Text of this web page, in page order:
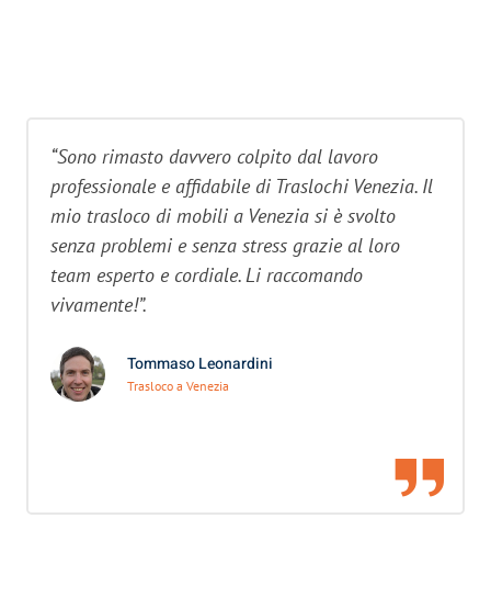
“Sono rimasto davvero colpito dal lavoro
professionale e affidabile di Traslochi Venezia. Il
mio trasloco di mobili a Venezia si è svolto
senza problemi e senza stress grazie al loro
team esperto e cordiale. Li raccomando
vivamente!”.
Tommaso Leonardini
Trasloco a Venezia